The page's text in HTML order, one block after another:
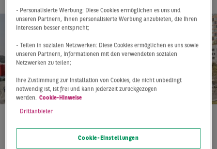
Pressemitteilung
25.03.2026
Nach vier Jahrzehnten herausragend erfolgreicher
- Personalisierte Werbung: Diese Cookies ermöglichen es uns und
unseren Partnern, Ihnen personalisierte Werbung anzubieten, die Ihren
Interessen besser entspricht;
- Teilen in sozialen Netzwerken: Diese Cookies ermöglichen es uns sowie
unseren Partnern, Informationen mit den verwendeten sozialen
Netzwerken zu teilen;
Ihre Zustimmung zur Installation von Cookies, die nicht unbedingt
notwendig ist, ist frei und kann jederzeit zurückgezogen
werden. Cookie-Hinweise
Drittanbieter
Cookie-Einstellungen